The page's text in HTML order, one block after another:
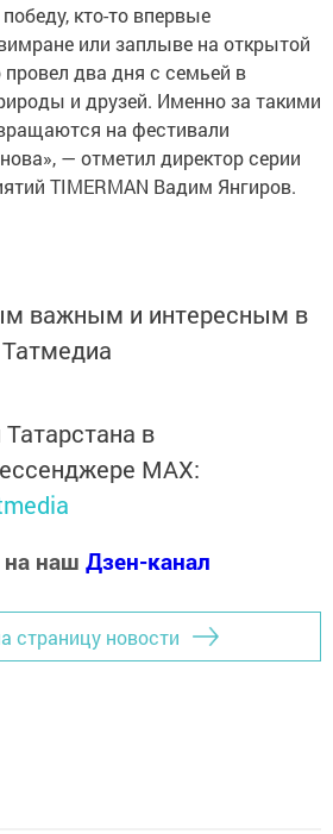
кто-то впервые
или заплыве на открытой
провел два дня с семьей в
и друзей. Именно за такими
на фестивали
— отметил директор серии
TIMERMAN Вадим Янгиров.
важным и интересным в
Татмедиа
в
MАХ:
наш Дзен-канал
страницу новости